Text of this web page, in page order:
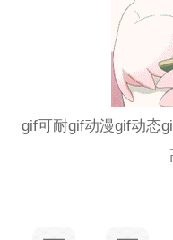
gif可耐gif动漫gif动态